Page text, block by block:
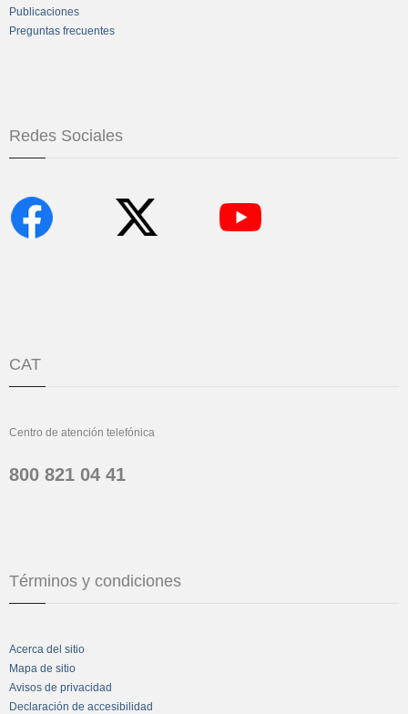
Publicaciones
Preguntas frecuentes
Redes Sociales
CAT
Centro de atención telefónica
800 821 04 41
Términos y condiciones
Acerca del sitio
Mapa de sitio
Avisos de privacidad
Declaración de accesibilidad